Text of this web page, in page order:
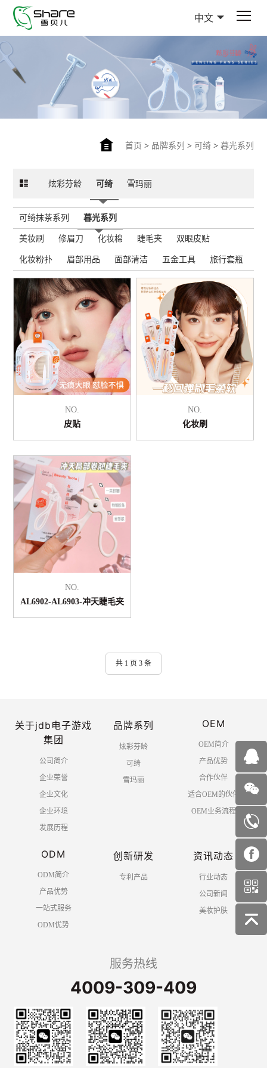
中文
首页 > 品牌系列 > 可绮> 暮光系列
炫彩芬龄 可绮 雪玛丽
可绮抹茶系列 暮光系列
美妆刷 修眉刀 化妆棉 睫毛夹 双眼皮贴
化妆粉扑 眉部用品 面部清洁 五金工具 旅行套瓶
NO.
皮贴
NO.
化妆刷
NO.
AL6902-AL6903-冲天睫毛夹
共 1 页 3 条
关于jdb电子游戏
集团
公司简介
企业荣誉
企业文化
企业环境
发展历程
品牌系列
炫彩芬龄
可绮
雪玛丽
OEM
OEM简介
产品优势
合作伙伴
适合OEM的伙伴
OEM业务流程
ODM
ODM简介
产品优势
一站式服务
ODM优势
创新研发
专利产品
资讯动态
行业动态
公司新闻
美妆护肤
服务热线
4009-309-409